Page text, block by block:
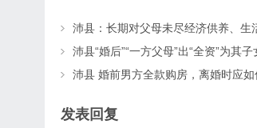
沛县 婚前男方全款购房，离婚时应如
发表回复